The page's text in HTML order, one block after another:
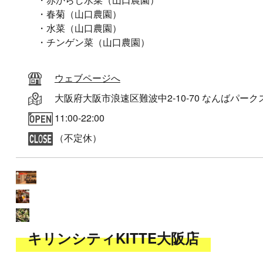
・春菊（山口農園）
・水菜（山口農園）
・チンゲン菜（山口農園）
ウェブページへ
大阪府大阪市浪速区難波中2-10-70 なんばパーク
11:00-22:00
（不定休）
キリンシティKITTE大阪店